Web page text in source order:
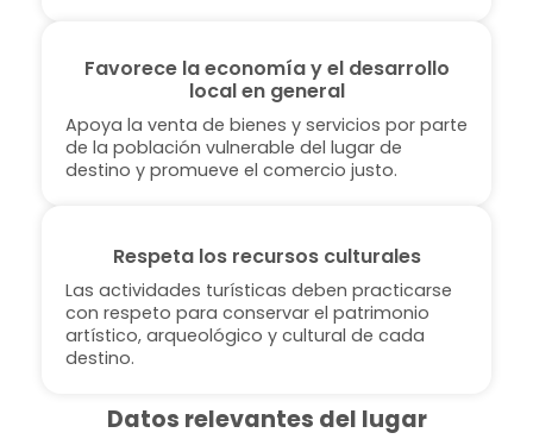
Favorece la economía y el desarrollo
local en general
Apoya la venta de bienes y servicios por parte
de la población vulnerable del lugar de
destino y promueve el comercio justo.
Respeta los recursos culturales
Las actividades turísticas deben practicarse
con respeto para conservar el patrimonio
artístico, arqueológico y cultural de cada
destino.
Datos relevantes del lugar